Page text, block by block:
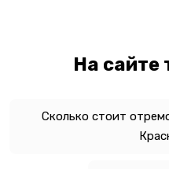
На сайте
Сколько стоит